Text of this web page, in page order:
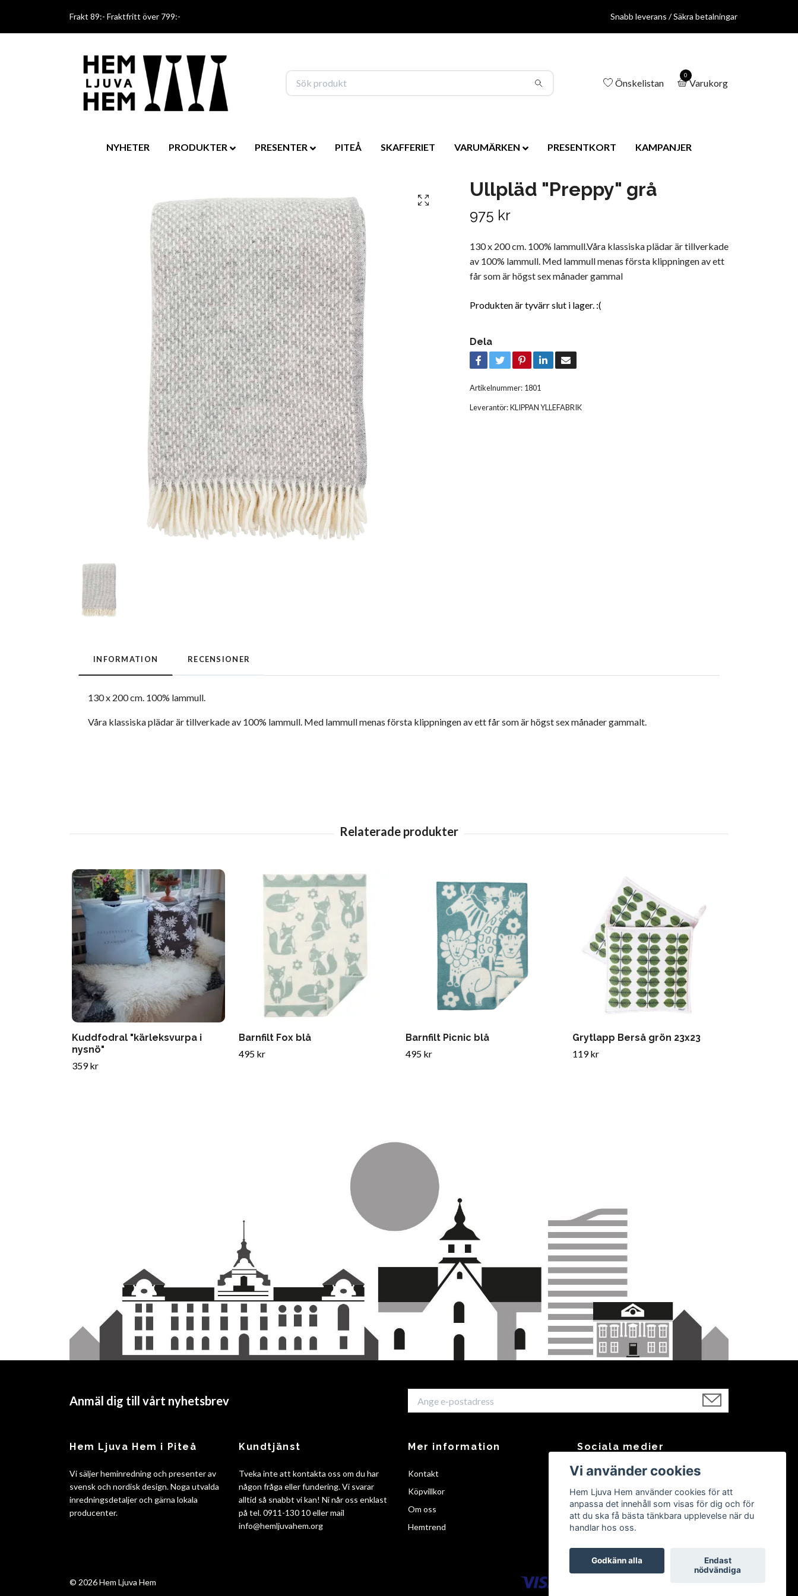
Frakt 89:- Fraktfritt över 799:- Snabb leverans / Säkra betalningar
Önskelistan
0
Varukorg
NYHETER PRODUKTER PRESENTER PITEÅ SKAFFERIET VARUMÄRKEN PRESENTKORT KAMPANJER
Ullpläd "Preppy" grå
975 kr
130 x 200 cm. 100% lammull.Våra klassiska plädar är tillverkade
av 100% lammull. Med lammull menas första klippningen av ett
får som är högst sex månader gammal
Produkten är tyvärr slut i lager. :(
Dela
Artikelnummer: 1801
Leverantör:KLIPPAN YLLEFABRIK
INFORMATION RECENSIONER
130 x 200 cm. 100% lammull.
Våra klassiska plädar är tillverkade av 100% lammull. Med lammull menas första klippningen av ett får som är högst sex månader gammalt.
Kuddfodral "kärleksvurpa i
nysnö"
359 kr
Barnfilt Fox blå
495 kr
Barnfilt Picnic blå
495 kr
Grytlapp Berså grön 23x23
119 kr
Anmäl dig till vårt nyhetsbrev
Hem Ljuva Hem i Piteå
Vi säljer heminredning och presenter av
svensk och nordisk design. Noga utvalda
inredningsdetaljer och gärna lokala
producenter.
Kundtjänst
Tveka inte att kontakta oss om du har
någon fråga eller fundering. Vi svarar
alltid så snabbt vi kan! Ni når oss enklast
på tel. 0911-130 10 eller mail
info@hemljuvahem.org
Mer information
Kontakt
Köpvillkor
Om oss
Hemtrend
Sociala medier
Facebook
Instagram
© 2026 Hem Ljuva Hem
Vi använder cookies
Hem Ljuva Hem använder cookies för att
anpassa det innehåll som visas för dig och för
att du ska få bästa tänkbara upplevelse när du
handlar hos oss.
Godkänn alla
Endast
nödvändiga